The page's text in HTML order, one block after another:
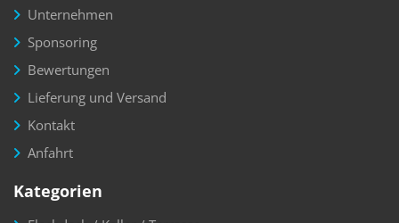
Unternehmen
Sponsoring
Bewertungen
Lieferung und Versand
Kontakt
Anfahrt
Kategorien